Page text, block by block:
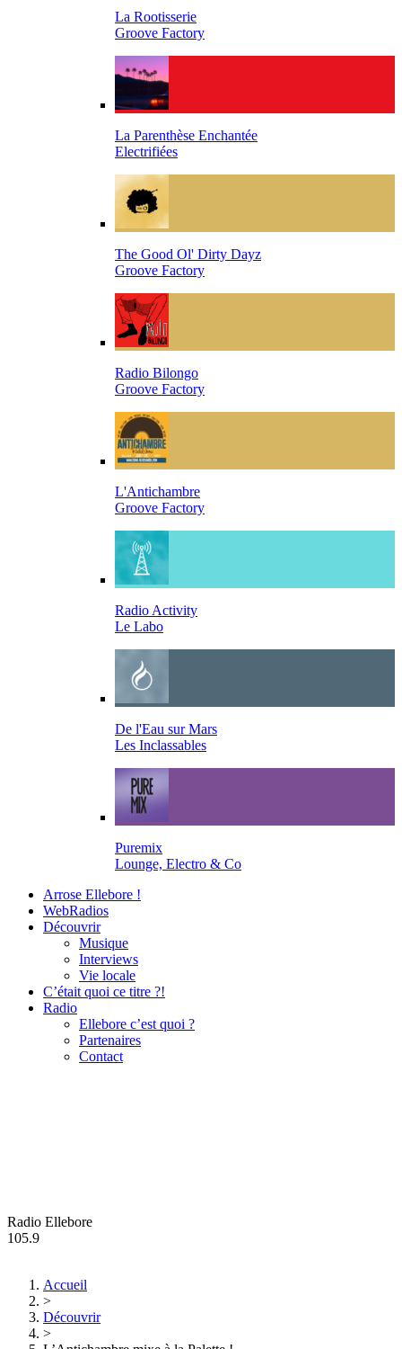
La Rootisserie
Groove Factory
La Parenthèse Enchantée
Electrifiées
The Good Ol' Dirty Dayz
Groove Factory
Radio Bilongo
Groove Factory
L'Antichambre
Groove Factory
Radio Activity
Le Labo
De l'Eau sur Mars
Les Inclassables
Puremix
Lounge, Electro & Co
Arrose Ellebore !
WebRadios
Découvrir
Musique
Interviews
Vie locale
C’était quoi ce titre ?!
Radio
Ellebore c’est quoi ?
Partenaires
Contact
Radio Ellebore
105.9
Accueil
>
Découvrir
>